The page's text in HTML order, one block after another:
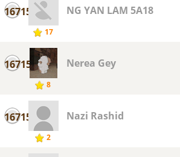
16715
17
NG YAN LAM 5A18
16715
8
Nerea Gey
16715
2
Nazi Rashid